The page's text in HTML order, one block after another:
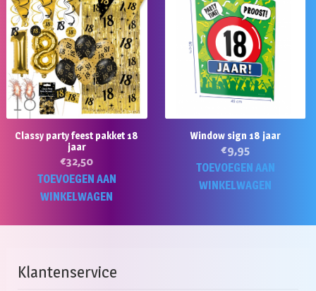
Classy party feest pakket 18
jaar
€32,50
TOEVOEGEN AAN
WINKELWAGEN
Window sign 18 jaar
€9,95
TOEVOEGEN AAN
WINKELWAGEN
Klantenservice